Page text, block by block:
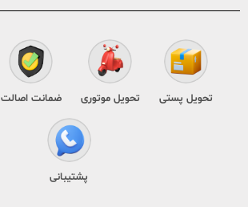
تحویل پستی تحویل موتوری ضمانت اصالت
پشتیبانی